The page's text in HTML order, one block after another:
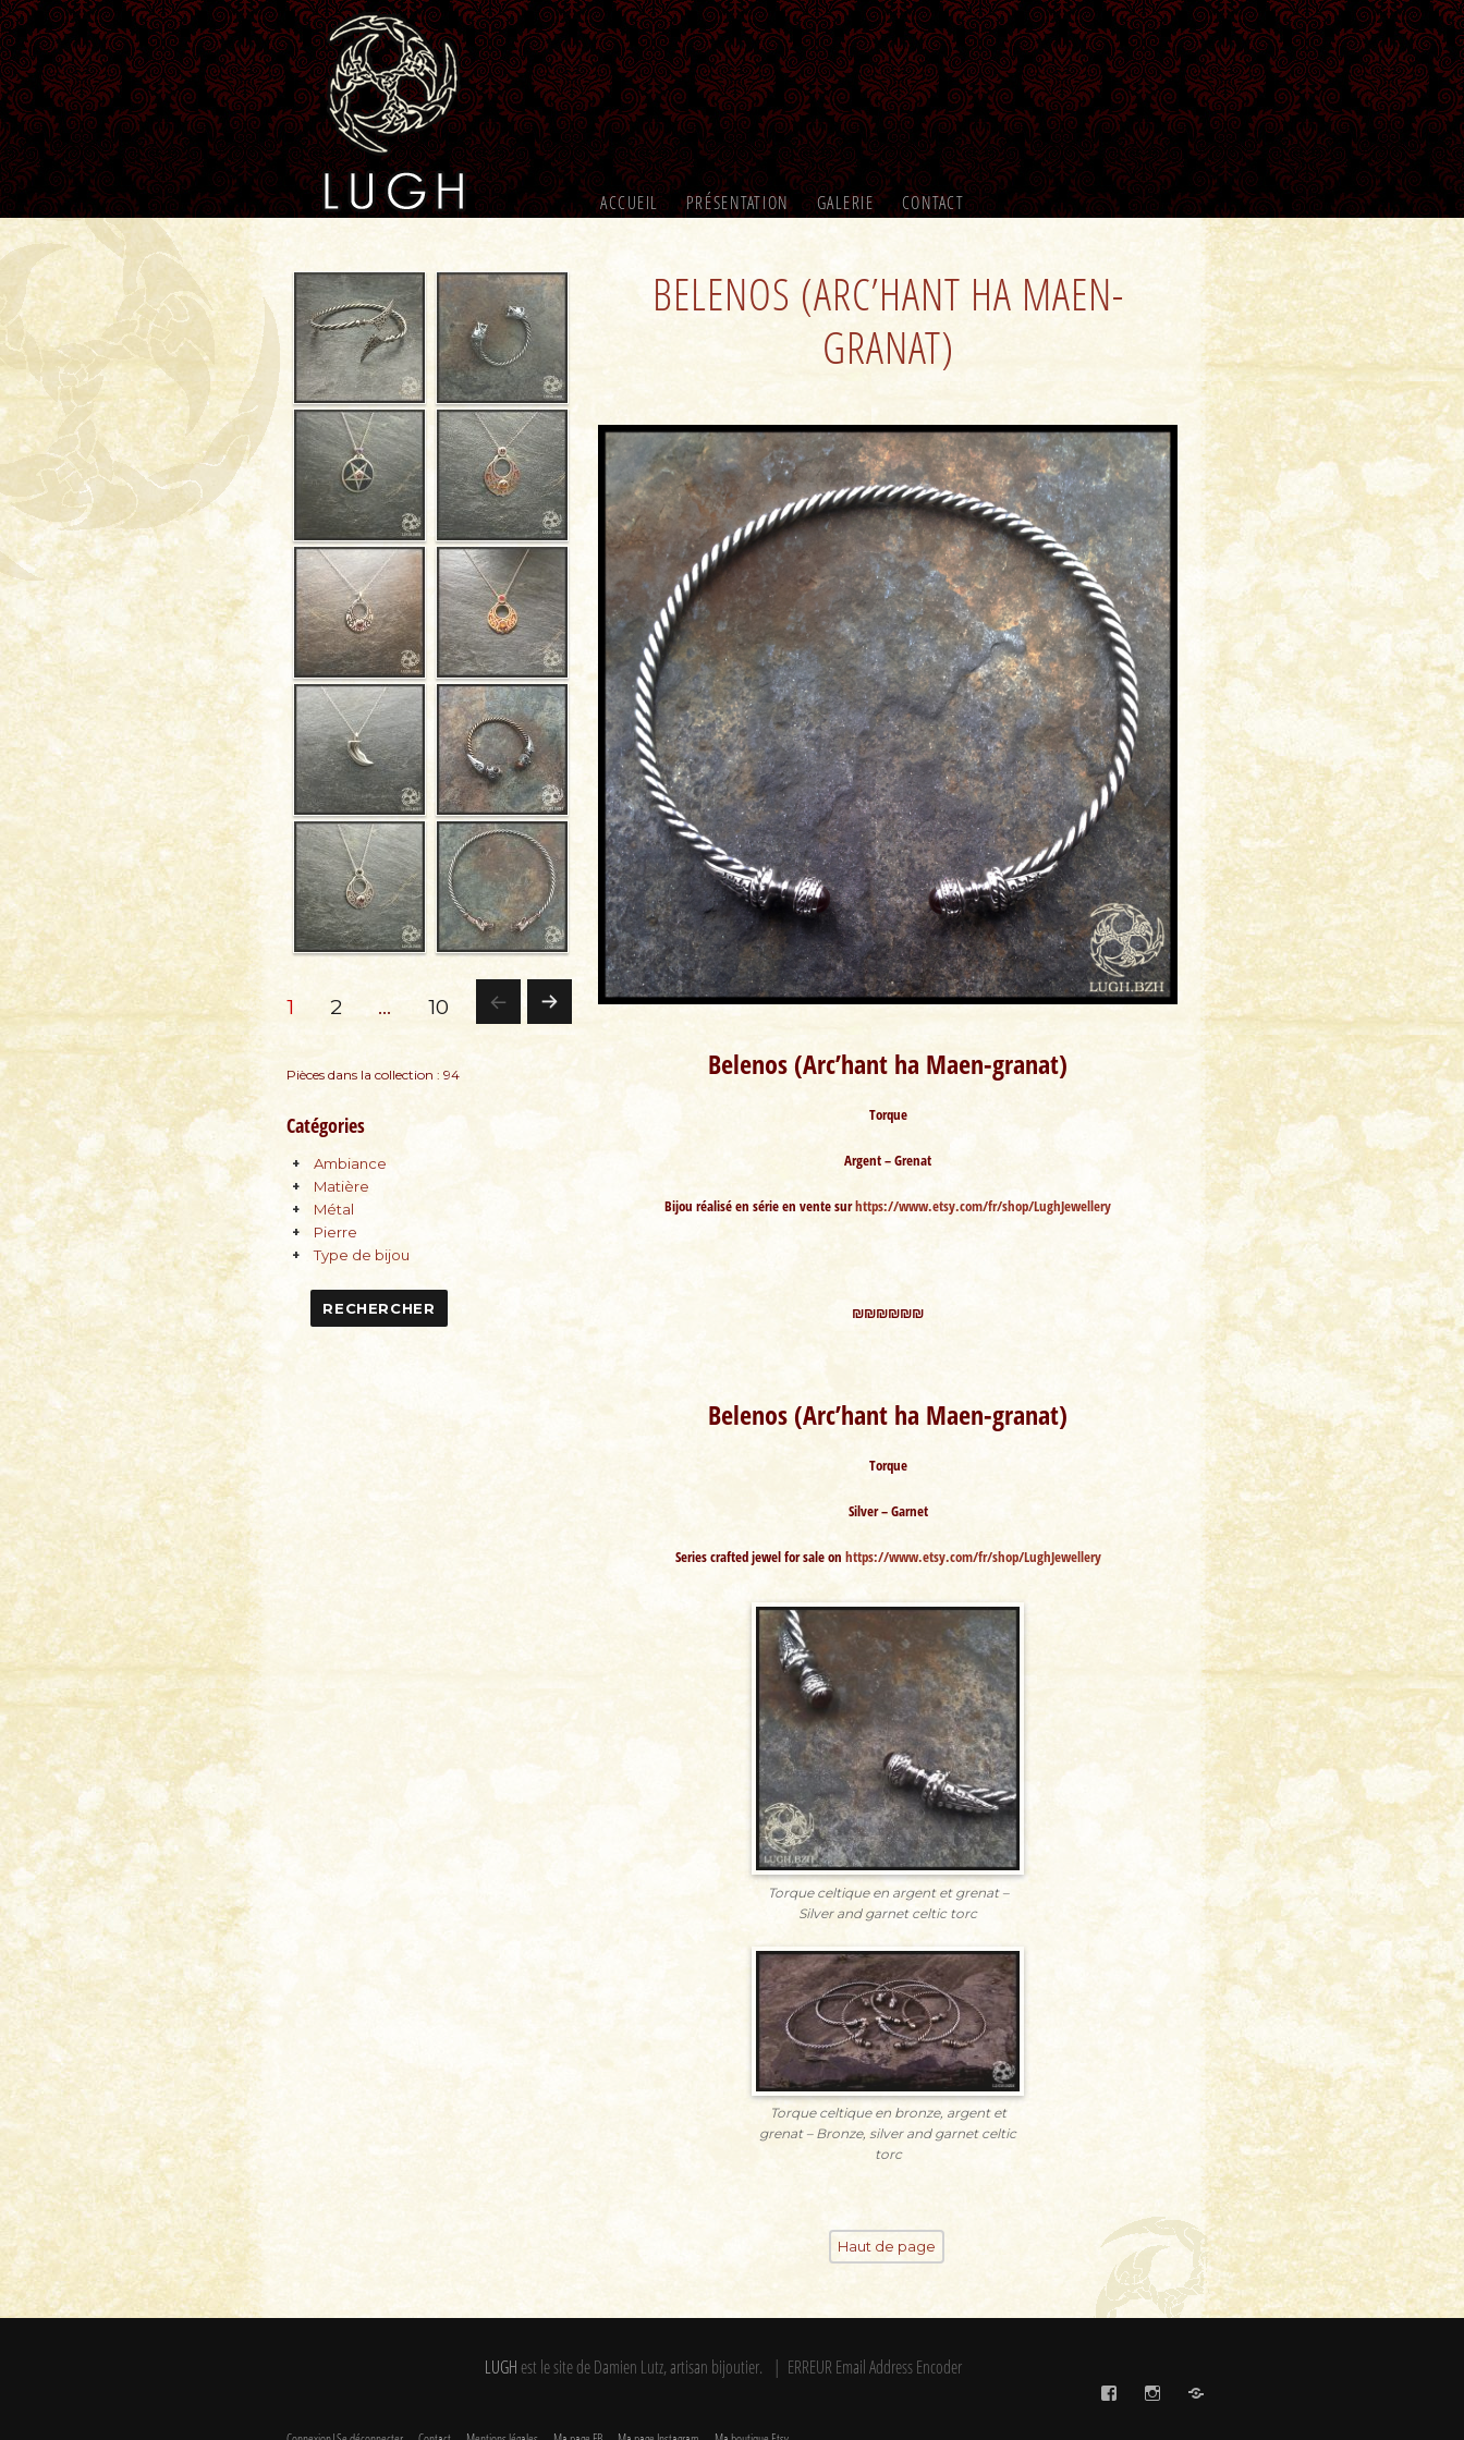
ACCUEIL PRÉSENTATION GALERIE CONTACT
BELENOS (ARC’HANT HA MAEN-
GRANAT)
Belenos (Arc’hant ha Maen-granat)
Torque
Argent – Grenat
Bijou réalisé en série en vente surhttps://www.etsy.com/fr/shop/LughJewellery
₪₪₪₪₪₪
Belenos (Arc’hant ha Maen-granat)
Torque
Silver – Garnet
Series crafted jewel for sale on https://www.etsy.com/fr/shop/LughJewellery
Torque celtique en argent et grenat –
Silver and garnet celtic torc
Torque celtique en bronze, argent et
grenat – Bronze, silver and garnet celtic
torc
Haut de page
Pagination
des
publications
PAGE
1 PAGE
2 … PAGE
10
Pièces dans la collection : 94
Catégories
Ambiance
Matière
Métal
Pierre
Type de bijou
LUGH est le site de Damien Lutz, artisan bijoutier. | ERREUR Email Address Encoder
FaceBook